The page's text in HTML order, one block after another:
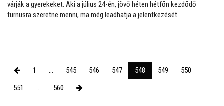
várják a gyerekeket. Aki a július 24-én, jövő héten hétfőn kezdődő
turnusra szeretne menni, ma még leadhatja a jelentkezését.
1 ... 545 546 547 548 549
550
551
... 560